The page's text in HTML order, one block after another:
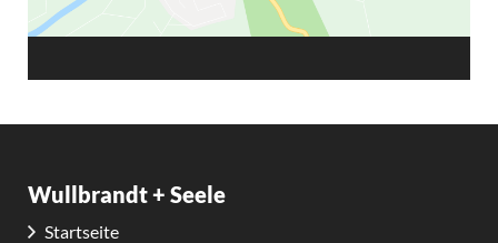
Wullbrandt + Seele
Startseite